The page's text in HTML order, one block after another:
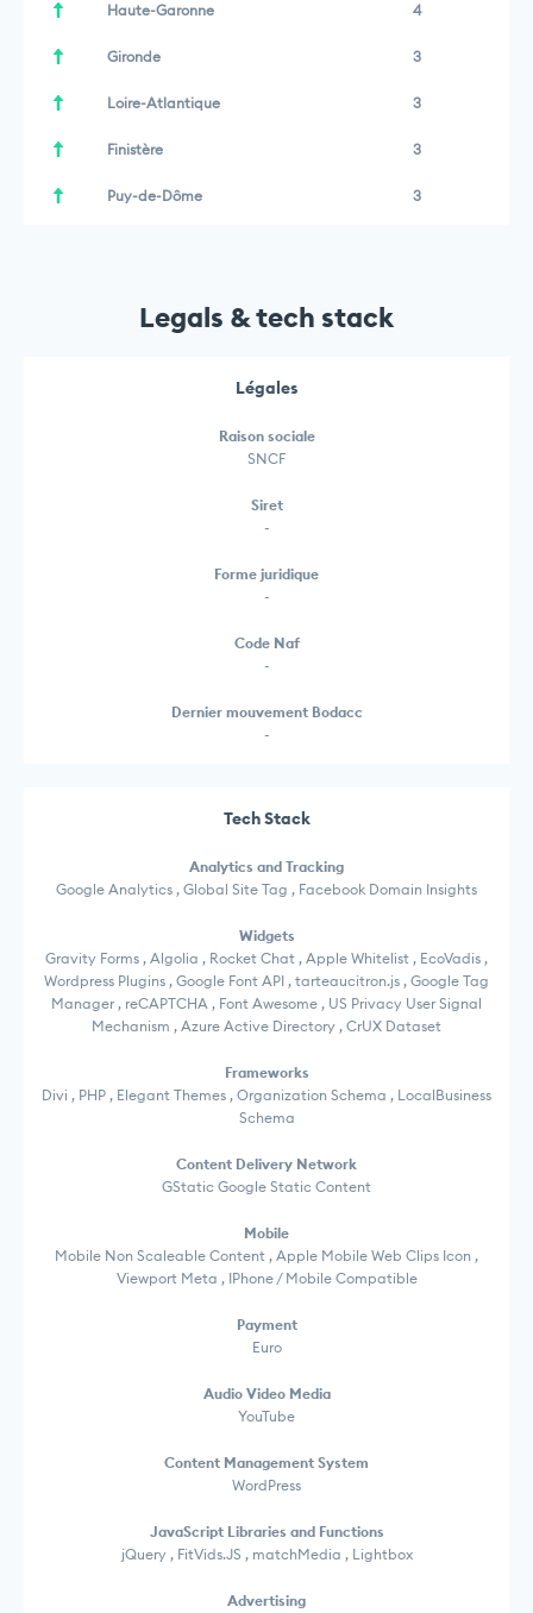
Haute-Garonne 4
Gironde 3
Loire-Atlantique 3
Finistère 3
Puy-de-Dôme 3
Legals & tech stack
Légales
Raison sociale
SNCF
Siret
-
Forme juridique
-
Code Naf
-
Dernier mouvement Bodacc
-
Tech Stack
Analytics and Tracking
Google Analytics , Global Site Tag , Facebook Domain Insights
Widgets
Gravity Forms , Algolia , Rocket Chat , Apple Whitelist , EcoVadis ,
Wordpress Plugins , Google Font API , tarteaucitron.js , Google Tag
Manager , reCAPTCHA , Font Awesome , US Privacy User Signal
Mechanism , Azure Active Directory , CrUX Dataset
Frameworks
Divi , PHP , Elegant Themes , Organization Schema , LocalBusiness
Schema
Content Delivery Network
GStatic Google Static Content
Mobile
Mobile Non Scaleable Content , Apple Mobile Web Clips Icon ,
Viewport Meta , IPhone / Mobile Compatible
Payment
Euro
Audio Video Media
YouTube
Content Management System
WordPress
JavaScript Libraries and Functions
jQuery , FitVids.JS , matchMedia , Lightbox
Advertising